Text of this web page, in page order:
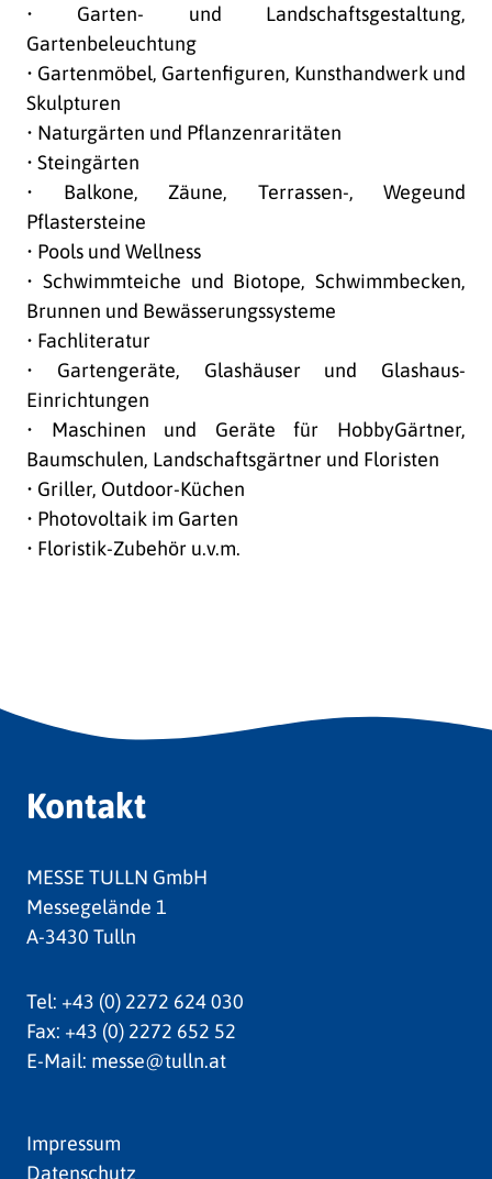
• Garten- und Landschaftsgestaltung,
Gartenbeleuchtung
• Gartenmöbel, Gartenfiguren, Kunsthandwerk und
Skulpturen
• Naturgärten und Pflanzenraritäten
• Steingärten
• Balkone, Zäune, Terrassen-, Wegeund
Pflastersteine
• Pools und Wellness
• Schwimmteiche und Biotope, Schwimmbecken,
Brunnen und Bewässerungssysteme
• Fachliteratur
• Gartengeräte, Glashäuser und Glashaus-
Einrichtungen
• Maschinen und Geräte für HobbyGärtner,
Baumschulen, Landschaftsgärtner und Floristen
• Griller, Outdoor-Küchen
• Photovoltaik im Garten
• Floristik-Zubehör u.v.m.
Kontakt
MESSE TULLN GmbH
Messegelände 1
A-3430 Tulln
Tel: +43 (0) 2272 624 030
Fax: +43 (0) 2272 652 52
E-Mail: messe@tulln.at
Impressum
Datenschutz